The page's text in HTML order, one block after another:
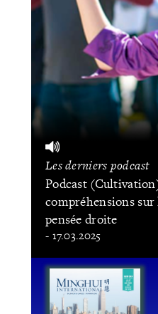
Les derniers podcast
Podcast
compréhensions sur
pensée droite
- 17.03.2025